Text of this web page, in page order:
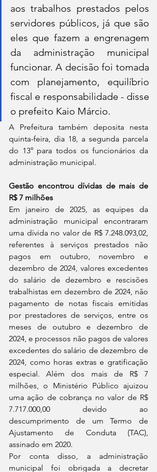
aos trabalhos prestados pelos
servidores públicos, já que são
eles que fazem a engrenagem
da administração municipal
funcionar. A decisão foi tomada
com planejamento, equilíbrio
fiscal e responsabilidade - disse
o prefeito Kaio Márcio.
A Prefeitura também deposita nesta
quinta-feira, dia 18, a segunda parcela
do 13° para todos os funcionários da
administração municipal.
Gestão encontrou dívidas de mais de
R$ 7 milhões
Em janeiro de 2025, as equipes da
administração municipal encontraram
uma dívida no valor de R$ 7.248.093,02,
referentes à serviços prestados não
pagos em outubro, novembro e
dezembro de 2024, valores excedentes
do salário de dezembro e rescisões
trabalhistas em dezembro de 2024, não
pagamento de notas fiscais emitidas
por prestadores de serviços, entre os
meses de outubro e dezembro de
2024, e processos não pagos de valores
excedentes do salário de dezembro de
2024, como horas extras e gratificação
especial. Além dos mais de R$ 7
milhões, o Ministério Público ajuizou
uma ação de cobrança no valor de R$
7.717.000,00 devido ao
descumprimento de um Termo de
Ajustamento de Conduta (TAC),
assinado em 2020.
Por conta disso, a administração
municipal foi obrigada a decretar